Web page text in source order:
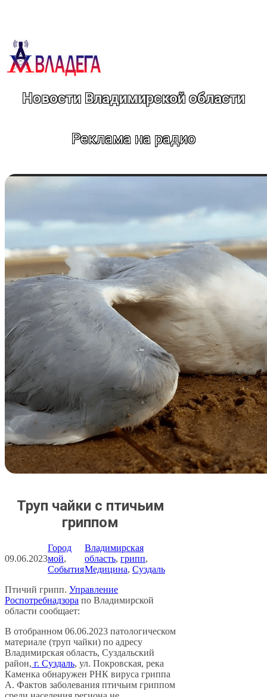
Новости Владимирской области
Реклама на радио
Труп чайки с птичьим
гриппом
09.06.2023
Город
мой
События
Владимирская
область, грипп
Медицина, Суздаль
Птичий грипп. Управление
Роспотребнадзора по Владимирской
области сообщает:
В отобранном 06.06.2023 патологическом
материале (труп чайки) по адресу
Владимирская область, Суздальский
район, г. Суздаль, ул. Покровская, река
Каменка обнаружен РНК вируса гриппа
А. Фактов заболевания птичьим гриппом